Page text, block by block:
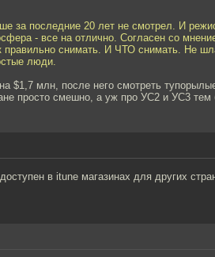
за последние 20 лет не смотрел. И
- все на отлично. Согласен со
правильно снимать. И ЧТО снимать. Не
люди.
$1,7 млн, после него смотреть
просто смешно, а уж про УС2 и УС3 тем
в itune магазинах для других